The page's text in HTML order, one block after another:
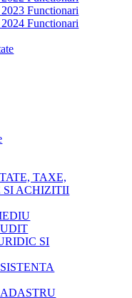
Functionari
Functionari
TAXE,
SI ACHIZITII
SI